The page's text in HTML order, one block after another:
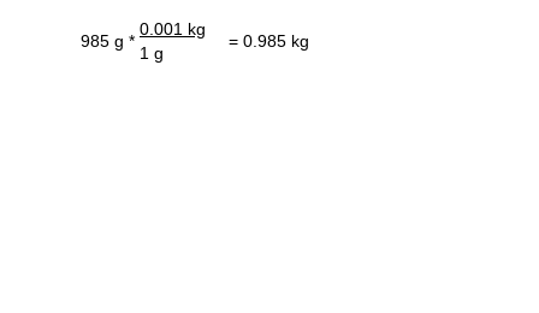
985 g *
0.001 kg
= 0.985 kg
1 g